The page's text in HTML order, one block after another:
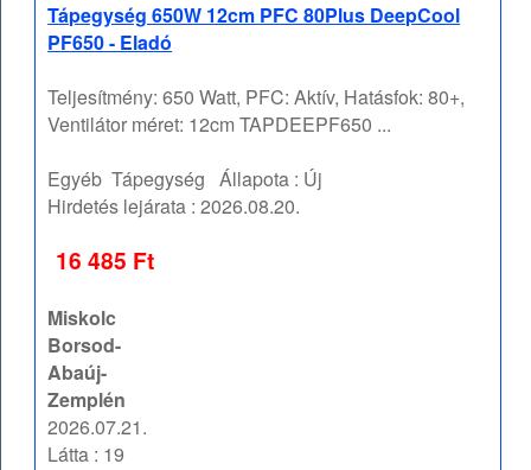
Tápegység 650W 12cm PFC 80Plus DeepCool
PF650 - Eladó
Teljesítmény: 650 Watt, PFC: Aktív, Hatásfok: 80+,
Ventilátor méret: 12cm TAPDEEPF650 ...
Egyéb Tápegység Állapota : Új
Hirdetés lejárata :2026.08.20.
16 485 Ft
Miskolc
Borsod-
Abaúj-
Zemplén
2026.07.21.
Látta : 19